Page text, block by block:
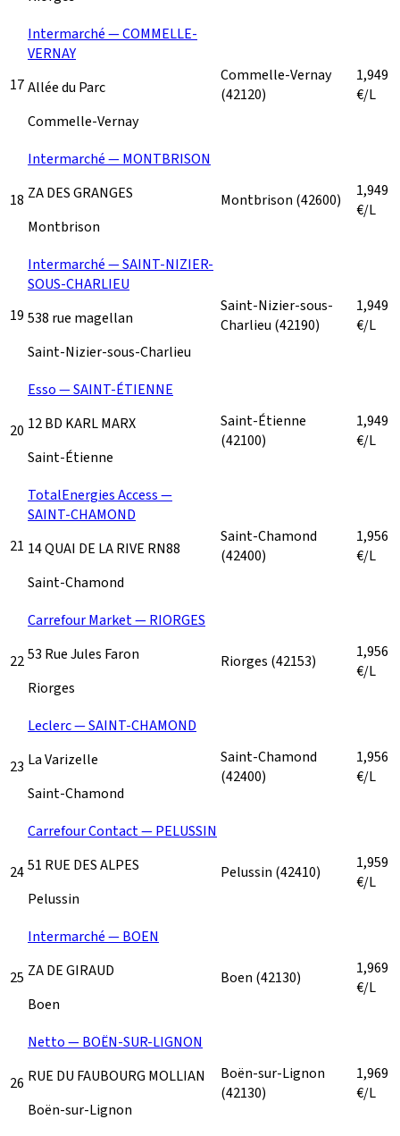
17
Intermarché — COMMELLE-
VERNAY
Allée du Parc
Commelle-Vernay
Commelle-Vernay
(42120)
1,949
€/L
18
Intermarché — MONTBRISON
ZA DES GRANGES
Montbrison
Montbrison (42600)
1,949
€/L
19
Intermarché — SAINT-NIZIER-
SOUS-CHARLIEU
538 rue magellan
Saint-Nizier-sous-Charlieu
Saint-Nizier-sous-
Charlieu (42190)
1,949
€/L
20
Esso — SAINT-ÉTIENNE
12 BD KARL MARX
Saint-Étienne
Saint-Étienne
(42100)
1,949
€/L
21
TotalEnergies Access —
SAINT-CHAMOND
14 QUAI DE LA RIVE RN88
Saint-Chamond
Saint-Chamond
(42400)
1,956
€/L
22
Carrefour Market — RIORGES
53 Rue Jules Faron
Riorges
Riorges (42153)
1,956
€/L
23
Leclerc — SAINT-CHAMOND
La Varizelle
Saint-Chamond
Saint-Chamond
(42400)
1,956
€/L
24
Carrefour Contact — PELUSSIN
51 RUE DES ALPES
Pelussin
Pelussin (42410)
1,959
€/L
25
Intermarché — BOEN
ZA DE GIRAUD
Boen
Boen (42130)
1,969
€/L
26
Netto — BOËN-SUR-LIGNON
RUE DU FAUBOURG MOLLIAN
Boën-sur-Lignon
Boën-sur-Lignon
(42130)
1,969
€/L